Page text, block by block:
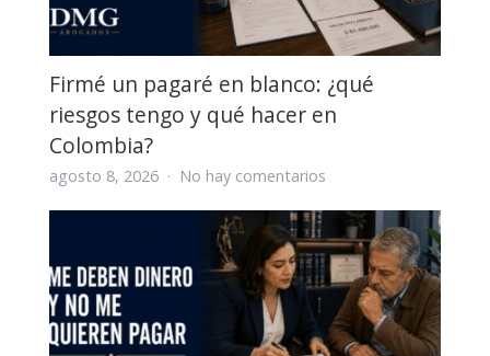
Firmé un pagaré en blanco: ¿qué
riesgos tengo y qué hacer en
Colombia?
agosto 8, 2026 No hay comentariosen
pagaré
en
blanco:
¿qué
riesgos